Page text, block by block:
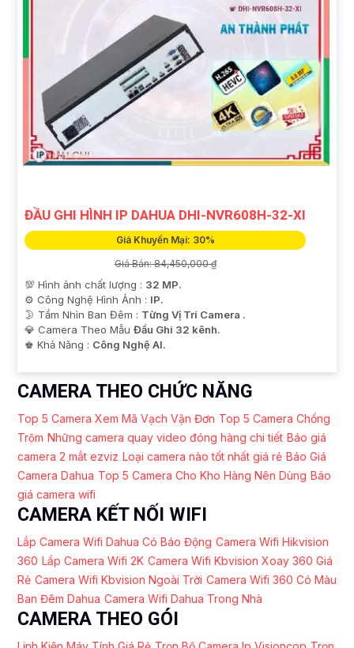
ĐẦU GHI HÌNH IP DAHUA DHI-NVR608H-32-XI
Giá Khuyến Mại: 30%
Giá Bán: 84,450,000 ₫
💯 Hình ảnh chất lượng : 32 MP.
⚙ Công Nghệ Hình Ảnh : IP.
🌛 Tầm Nhìn Ban Đêm : Từng Vị Trí Camera .
💎 Camera Theo Mẫu Đầu Ghi 32 kênh.
️♚ Khả Năng : Công Nghệ AI.
CAMERA THEO CHỨC NĂNG
Top 5 Camera Xem Mã Vạch Vận Đơn Top 5 Camera Chống
Trộm Những camera quay video đóng hàng chi tiết Báo giá
camera 2 mắt ezviz Loại camera nào tốt nhất giá rẻ Báo Giá
Camera Dahua Top 5 Camera Cho Kho Hàng Nên Dùng Báo
giá camera wifi
CAMERA KẾT NỐI WIFI
Lắp Camera Wifi Dahua Có Báo Động Camera Wifi Hikvision
360 Lắp Camera Wifi 2K Camera Wifi Kbvision Xoay 360 Giá
Rẻ Camera Wifi Kbvision Ngoài Trời Camera Wifi 360 Có Màu
Ban Đêm Dahua Camera Wifi Dahua Trong Nhà
CAMERA THEO GÓI